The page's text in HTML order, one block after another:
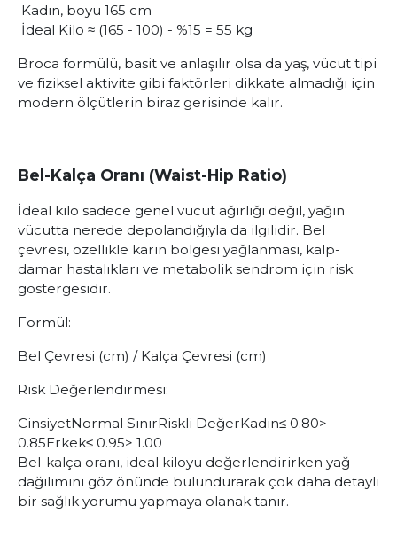
Kadın, boyu 165 cm
İdeal Kilo ≈ (165 - 100) - %15 = 55 kg
Broca formülü, basit ve anlaşılır olsa da yaş, vücut tipi
ve fiziksel aktivite gibi faktörleri dikkate almadığı için
modern ölçütlerin biraz gerisinde kalır.
Bel-Kalça Oranı (Waist-Hip Ratio)
İdeal kilo sadece genel vücut ağırlığı değil, yağın
vücutta nerede depolandığıyla da ilgilidir. Bel
çevresi, özellikle karın bölgesi yağlanması, kalp-
damar hastalıkları ve metabolik sendrom için risk
göstergesidir.
Formül:
Bel Çevresi (cm) / Kalça Çevresi (cm)
Risk Değerlendirmesi:
CinsiyetNormal SınırRiskli DeğerKadın≤ 0.80>
0.85Erkek≤ 0.95> 1.00
Bel-kalça oranı, ideal kiloyu değerlendirirken yağ
dağılımını göz önünde bulundurarak çok daha detaylı
bir sağlık yorumu yapmaya olanak tanır.